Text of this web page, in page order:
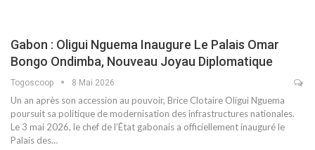
Gabon : Oligui Nguema Inaugure Le Palais Omar
Bongo Ondimba, Nouveau Joyau Diplomatique
Togoscoop 8 Mai 2026
Un an après son accession au pouvoir, Brice Clotaire Oligui Nguema
poursuit sa politique de modernisation des infrastructures nationales.
Le 3 mai 2026, le chef de l’État gabonais a officiellement inauguré le
Palais des…